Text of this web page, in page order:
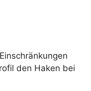
den Haken bei